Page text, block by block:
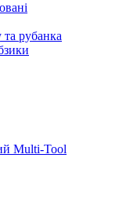
рубанка
Multi-Tool